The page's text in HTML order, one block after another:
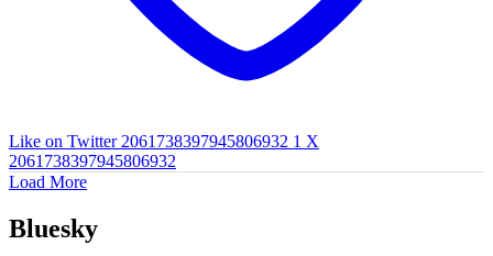
Like on Twitter 2061738397945806932 1 X
2061738397945806932
Load More
Bluesky